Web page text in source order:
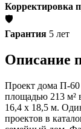
Корректировка
🛡️
Гарантия 5 лет
Описание
Проект дома П-
площадью 213 м²
16,4 х 18,5 м.
проектов в